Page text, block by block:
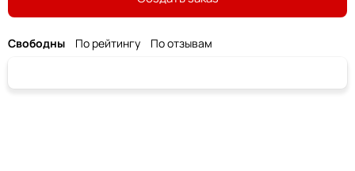
Свободны По рейтингу По отзывам